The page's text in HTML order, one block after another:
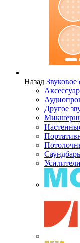
Назад Звуковое
Другое
Усилители